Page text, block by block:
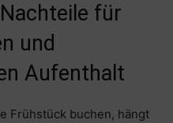
für
und
Aufenthalt
Frühstück buchen, hängt